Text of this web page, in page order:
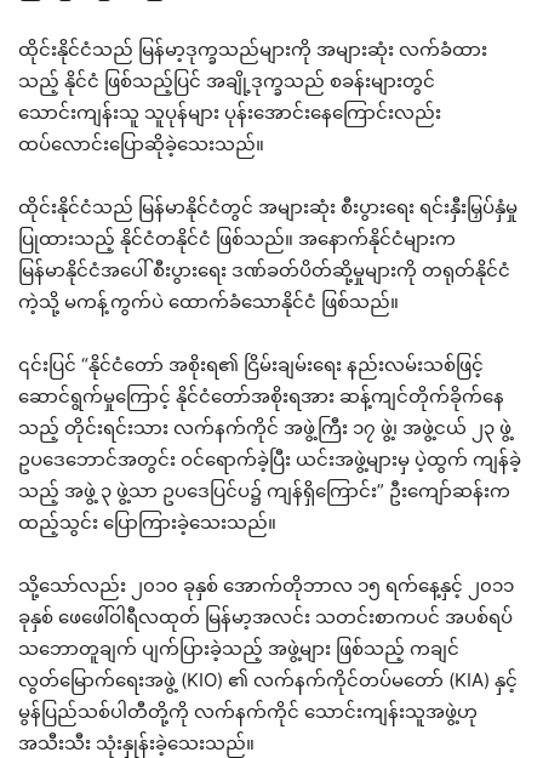
ထိုင်းနိုင်ငံသည် မြန်မာ့ဒုက္ခသည်များကို အများဆုံး လက်ခံထား
သည့် နိုင်ငံ ဖြစ်သည့်ပြင် အချို့ဒုက္ခသည် စခန်းများတွင်
သောင်းကျန်းသူ သူပုန်များ ပုန်းအောင်းနေကြောင်းလည်း
ထပ်လောင်းပြောဆိုခဲ့သေးသည်။
ထိုင်းနိုင်ငံသည် မြန်မာနိုင်ငံတွင် အများဆုံး စီးပွားရေး ရင်းနှီးမြှပ်နှံမှု
ပြုထားသည့် နိုင်ငံတနိုင်ငံ ဖြစ်သည်။ အနောက်နိုင်ငံများက
မြန်မာနိုင်ငံအပေါ် စီးပွားရေး ဒဏ်ခတ်ပိတ်ဆို့မှုများကို တရုတ်နိုင်ငံ
ကဲ့သို့ မကန့်ကွက်ပဲ ထောက်ခံသောနိုင်ငံ ဖြစ်သည်။
၎င်းပြင် “နိုင်ငံတော် အစိုးရ၏ ငြိမ်းချမ်းရေး နည်းလမ်းသစ်ဖြင့်
ဆောင်ရွက်မှုကြောင့် နိုင်ငံတော်အစိုးရအား ဆန့်ကျင်တိုက်ခိုက်နေ
သည့် တိုင်းရင်းသား လက်နက်ကိုင် အဖွဲ့ကြီး ၁၇ ဖွဲ့၊ အဖွဲ့ငယ် ၂၃ ဖွဲ့
ဥပဒေဘောင်အတွင်း ဝင်ရောက်ခဲ့ပြီး ယင်းအဖွဲ့များမှ ပဲ့ထွက် ကျန်ခဲ့
သည့် အဖွဲ့ ၃ ဖွဲ့သာ ဥပဒေပြင်ပ၌ ကျန်ရှိကြောင်း” ဦးကျော်ဆန်းက
ထည့်သွင်း ပြောကြားခဲ့သေးသည်။
သို့သော်လည်း ၂၀၁၀ ခုနှစ် အောက်တိုဘာလ ၁၅ ရက်နေ့နှင့် ၂၀၁၁
ခုနှစ် ဖေဖေါ်ဝါရီလထုတ် မြန်မာ့အလင်း သတင်းစာကပင် အပစ်ရပ်
သဘောတူချက် ပျက်ပြားခဲ့သည့် အဖွဲ့များ ဖြစ်သည့် ကချင်
လွတ်မြောက်ရေးအဖွဲ့ (KIO) ၏ လက်နက်ကိုင်တပ်မတော် (KIA) နှင့်
မွန်ပြည်သစ်ပါတီတို့ကို လက်နက်ကိုင် သောင်းကျန်းသူအဖွဲ့ဟု
အသီးသီး သုံးနှုန်းခဲ့သေးသည်။